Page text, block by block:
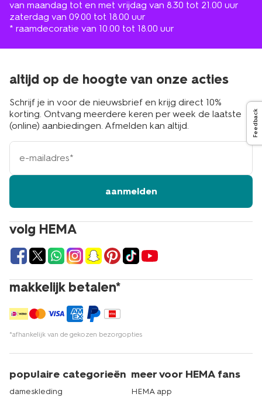
van maandag tot en met vrijdag van 8.30 tot 21.00 uur
zaterdag van 09.00 tot 18.00 uur
* raamdecoratie van 10.00 tot 18.00 uur
volg HEMA
makkelijk betalen*
*afhankelijk van de gekozen bezorgopties
altijd op de hoogte van onze acties
Schrijf je in voor de nieuwsbrief en krijg direct 10%
korting. Ontvang meerdere keren per week de laatste
(online) aanbiedingen. Afmelden kan altijd.
e-
mailadres
aanmelden
populaire categorieën
dameskleding
meer voor HEMA fans
HEMA app
Feedback